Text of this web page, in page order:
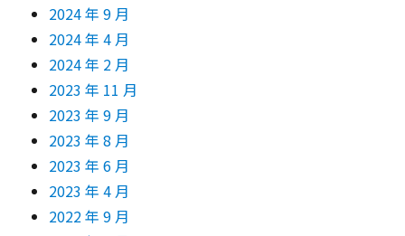
2024 年 9 月
2024 年 4 月
2024 年 2 月
2023 年 11 月
2023 年 9 月
2023 年 8 月
2023 年 6 月
2023 年 4 月
2022 年 9 月